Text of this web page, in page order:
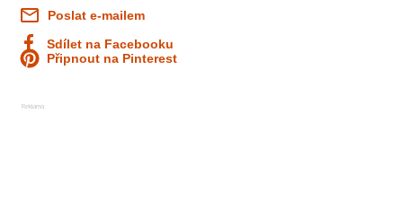
Poslat e-mailem
Sdílet na Facebooku
Připnout na Pinterest
Reklama